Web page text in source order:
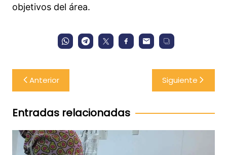
objetivos del área.
Navegación
de
entradas
Anterior Siguiente
Entradas relacionadas